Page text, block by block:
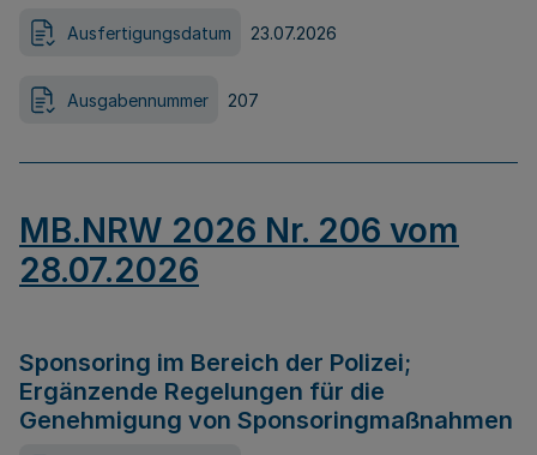
Ausfertigungsdatum 23.07.2026
Ausgabennummer 207
MB.NRW 2026 Nr. 206 vom
28.07.2026
Sponsoring im Bereich der Polizei;
Ergänzende Regelungen für die
Genehmigung von Sponsoringmaßnahmen